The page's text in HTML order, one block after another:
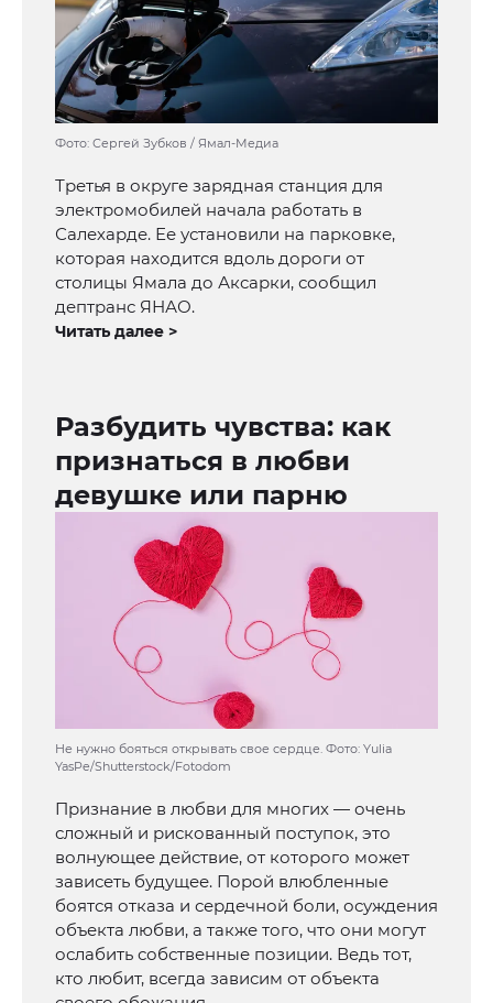
Фото: Сергей Зубков / Ямал-Медиа
Третья в округе зарядная станция для
электромобилей начала работать в
Салехарде. Ее установили на парковке,
которая находится вдоль дороги от
столицы Ямала до Аксарки, сообщил
дептранс ЯНАО.
Читать далее >
Разбудить чувства: как
признаться в любви
девушке или парню
Не нужно бояться открывать свое сердце. Фото: Yulia
YasPe/Shutterstock/Fotodom
Признание в любви для многих — очень
сложный и рискованный поступок, это
волнующее действие, от которого может
зависеть будущее. Порой влюбленные
боятся отказа и сердечной боли, осуждения
объекта любви, а также того, что они могут
ослабить собственные позиции. Ведь тот,
кто любит, всегда зависим от объекта